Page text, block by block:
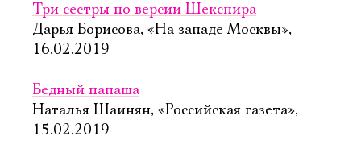
Три сестры по версии Шекспира
Дарья Борисова, «На западе Москвы»,
16.02.2019
Бедный папаша
Наталья Шаинян, «Российская газета»,
15.02.2019